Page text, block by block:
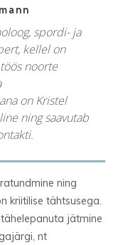
spordi- ja
kellel on
noorte
on Kristel
ning saavutab
ning
kriitilise tähtsusega.
jätmine
nt